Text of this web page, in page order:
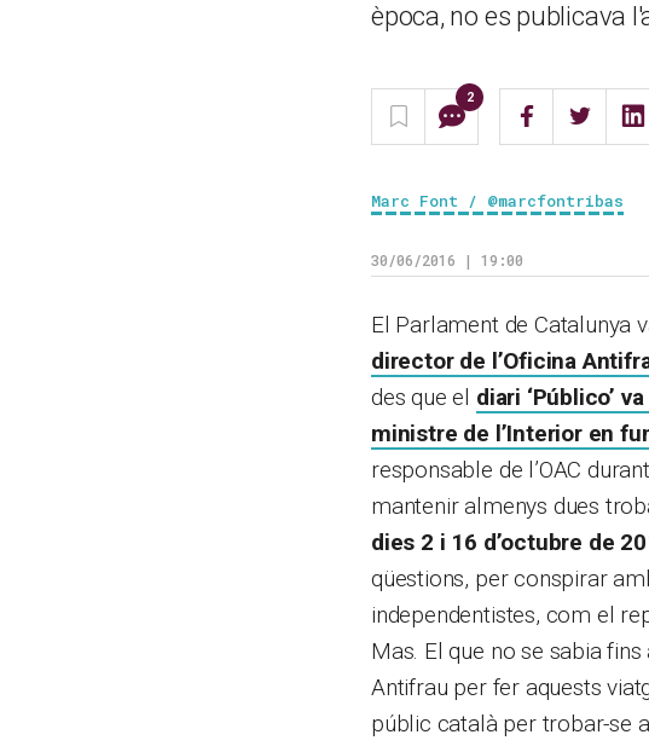
època, no es publicava
2
Marc Font / @marcfontribas
30/06/2016 | 19:00
El Parlament de Catalunya
director de l’Oficina
des que el diari ‘Público’
ministre de l’Interior en
responsable de l’OAC
mantenir almenys dues
dies 2 i 16 d’octubre de
qüestions, per conspirar
independentistes, com el
Mas. El que no se sabia
Antifrau per fer aquests
públic català per trobar-se